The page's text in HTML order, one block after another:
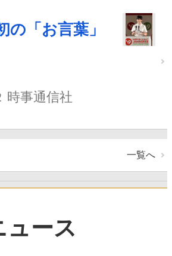
の「お言葉」
時事通信社
一覧へ
ュース